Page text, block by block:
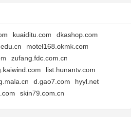
kuaiditu.com
dkashop.com
motel168.okmk.com
zufang.fdc.com.cn
list.hunantv.com
d.gao7.com
hyyl.net
skin79.com.cn